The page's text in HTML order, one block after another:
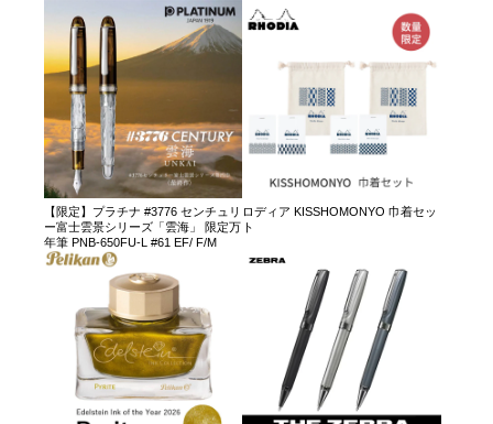
【限定】プラチナ #3776 センチュリ
ー富士雲景シリーズ「雲海」 限定万
年筆 PNB-650FU-L #61 EF/ F/M
ロディア KISSHOMONYO 巾着セッ
ト